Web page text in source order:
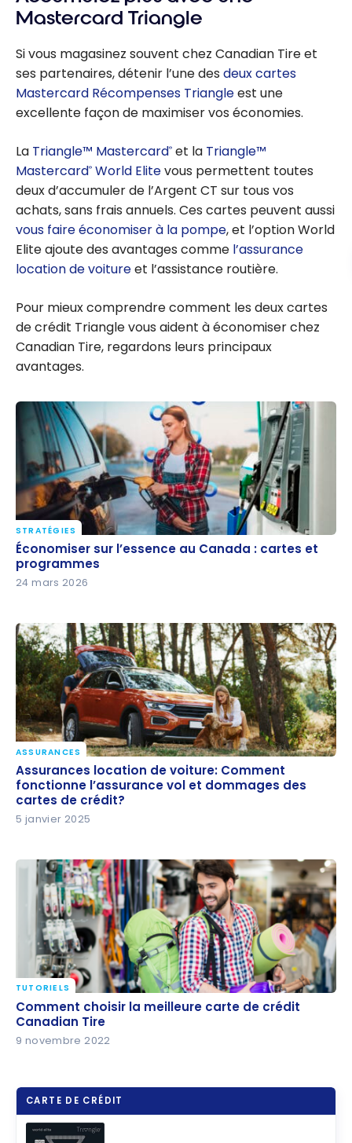
Mastercard Triangle
Si vous magasinez souvent chez Canadian Tire et
ses partenaires, détenir l’une des deux cartes
Mastercard Récompenses Triangleest une
excellente façon de maximiser vos économies.
La Triangle™ Mastercard® et la Triangle™
Mastercard® World Elitevous permettent toutes
deux d’accumuler de l’Argent CT sur tous vos
achats, sans frais annuels. Ces cartes peuvent aussi
vous faire économiser à la pompe, et l’option World
Elite ajoute des avantages comme l’assurance
location de voitureet l’assistance routière.
Pour mieux comprendre comment les deux cartes
de crédit Triangle vous aident à économiser chez
Canadian Tire, regardons leurs principaux
avantages.
Économiser sur l’essence au Canada : cartes et
programmes
STRATÉGIES
Économiser sur l’essence au Canada : cartes et
programmes
24 mars 2026
Assurances location de voiture: Comment
fonctionne l’assurance vol et dommages des
cartes de crédit?
ASSURANCES
Assurances location de voiture: Comment
fonctionne l’assurance vol et dommages des
cartes de crédit?
5 janvier 2025
Comment choisir la meilleure carte de crédit
Canadian Tire
TUTORIELS
Comment choisir la meilleure carte de crédit
Canadian Tire
9 novembre 2022
CARTE DE CRÉDIT